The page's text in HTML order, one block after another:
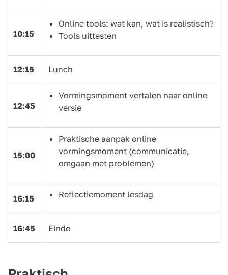
10:15
Online tools: wat kan, wat is realistisch?
Tools uittesten
12:15 Lunch
12:45
Vormingsmoment vertalen naar online
versie
15:00
Praktische aanpak online
vormingsmoment (communicatie,
omgaan met problemen)
16:15 Reflectiemoment lesdag
16:45 Einde